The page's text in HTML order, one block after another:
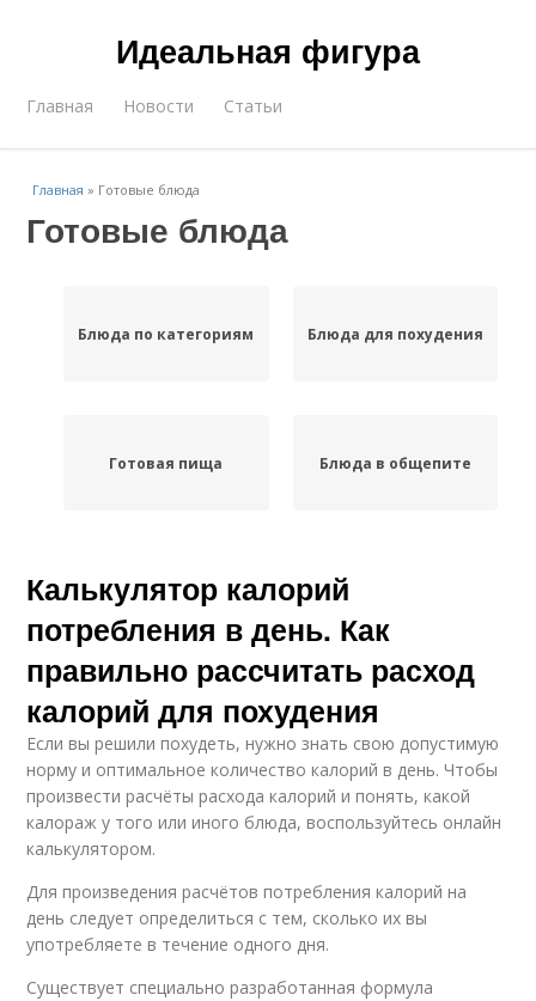
Идеальная фигура
Главная Новости Статьи
Главная » Готовые блюда
Готовые блюда
Блюда по категориям Блюда для похудения
Готовая пища Блюда в общепите
Калькулятор калорий
потребления в день. Как
правильно рассчитать расход
калорий для похудения
Если вы решили похудеть, нужно знать свою допустимую
норму и оптимальное количество калорий в день. Чтобы
произвести расчёты расхода калорий и понять, какой
калораж у того или иного блюда, воспользуйтесь онлайн
калькулятором.
Для произведения расчётов потребления калорий на
день следует определиться с тем, сколько их вы
употребляете в течение одного дня.
Существует специально разработанная формула